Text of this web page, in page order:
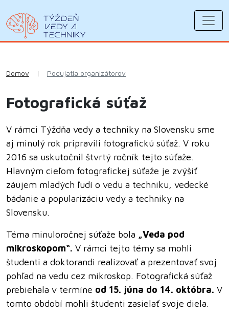
Domov | Podujatia organizátorov
Fotografická súťaž
V rámci Týždňa vedy a techniky na Slovensku sme
aj minulý rok pripravili fotografickú súťaž. V roku
2016 sa uskutočnil štvrtý ročník tejto súťaže.
Hlavným cieľom fotografickej súťaže je zvýšiť
záujem mladých ľudí o vedu a techniku, vedecké
bádanie a popularizáciu vedy a techniky na
Slovensku.
Téma minuloročnej súťaže bola „Veda pod
mikroskopom“. V rámci tejto témy sa mohli
študenti a doktorandi realizovať a prezentovať svoj
pohľad na vedu cez mikroskop. Fotografická súťaž
prebiehala v termíne od 15. júna do 14. októbra. V
tomto období mohli študenti zasielať svoje diela.